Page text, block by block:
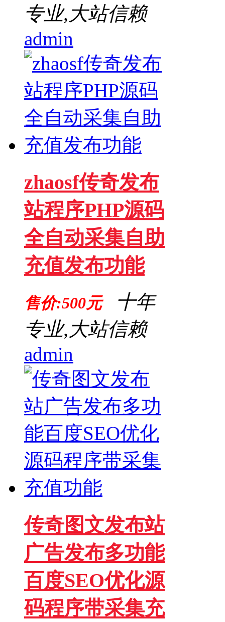
专业,大站信赖
admin
zhaosf传奇发布
站程序PHP源码
全自动采集自助
充值发布功能
售价:500元
十年
专业,大站信赖
admin
传奇图文发布站
广告发布多功能
百度SEO优化源
码程序带采集充